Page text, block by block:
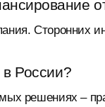
Сторонних
в России?
решениях –